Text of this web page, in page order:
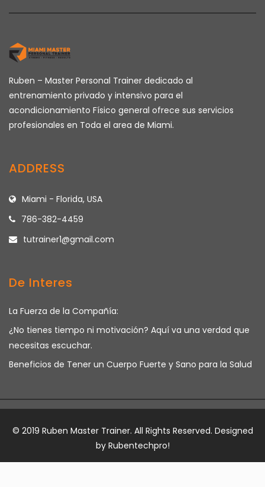
Ruben – Master Personal Trainer dedicado al
entrenamiento privado y intensivo para el
acondicionamiento Físico general ofrece sus servicios
profesionales en Toda el area de Miami.
ADDRESS
Miami - Florida, USA
786-382-4459
tutrainer1@gmail.com
De Interes
La Fuerza de la Compañía:
¿No tienes tiempo ni motivación? Aquí va una verdad que
necesitas escuchar.
Beneficios de Tener un Cuerpo Fuerte y Sano para la Salud
© 2019 Ruben Master Trainer. All Rights Reserved. Designed
by Rubentechpro!